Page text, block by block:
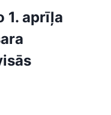
1. aprīļa